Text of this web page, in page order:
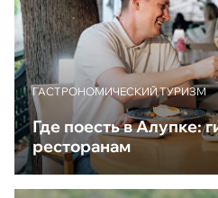
ГАСТРОНОМИЧЕСКИЙ ТУРИЗМ
Где поесть в Алупке:
ресторанам